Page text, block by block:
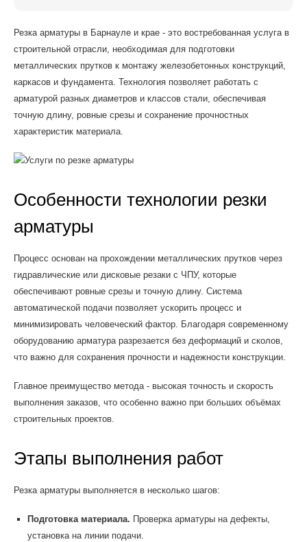
Резка арматуры в Барнауле и крае - это востребованная услуга в
строительной отрасли, необходимая для подготовки
металлических прутков к монтажу железобетонных конструкций,
каркасов и фундамента. Технология позволяет работать с
арматурой разных диаметров и классов стали, обеспечивая
точную длину, ровные срезы и сохранение прочностных
характеристик материала.
Особенности технологии резки
арматуры
Процесс основан на прохождении металлических прутков через
гидравлические или дисковые резаки с ЧПУ, которые
обеспечивают ровные срезы и точную длину. Система
автоматической подачи позволяет ускорить процесс и
минимизировать человеческий фактор. Благодаря современному
оборудованию арматура разрезается без деформаций и сколов,
что важно для сохранения прочности и надежности конструкции.
Главное преимущество метода - высокая точность и скорость
выполнения заказов, что особенно важно при больших объёмах
строительных проектов.
Этапы выполнения работ
Резка арматуры выполняется в несколько шагов:
Подготовка материала. Проверка арматуры на дефекты,
установка на линии подачи.